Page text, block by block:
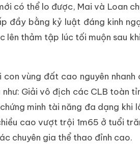
có thể lo được, Mai và Loan
đầy bằng kỷ luật đáng kinh
thảm tập lúc tối muộn sau
vùng đất cao nguyên nhanh
Giải vô địch các CLB toàn
minh tài năng đa dạng khi
cao vượt trội 1m65 ở tuổi
chuyên gia thể thao đỉnh cao.